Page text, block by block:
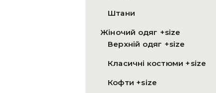
Штани
Жіночий одяг +size
Верхній одяг +size
Класичні костюми +size
Кофти +size